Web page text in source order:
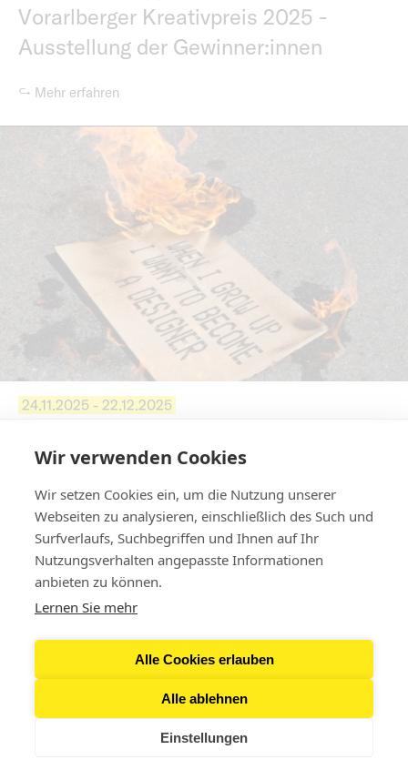
Wir verwenden Cookies
Wir setzen Cookies ein, um die Nutzung unserer
Webseiten zu analysieren, einschließlich des Such und
Surfverlaufs, Suchbegriffen und Ihnen auf Ihr
Nutzungsverhalten angepasste Informationen
anbieten zu können.
Lernen Sie mehr
Alle Cookies erlauben
Alle ablehnen
Einstellungen
Vorarlberger Kreativpreis 2025 -
Ausstellung der Gewinner:innen
↪ Mehr erfahren
24.11.2025 - 22.12.2025
Ausstellung Revolution Now!
Universität für Angewandte Kunst Wien
↪ Mehr erfahren